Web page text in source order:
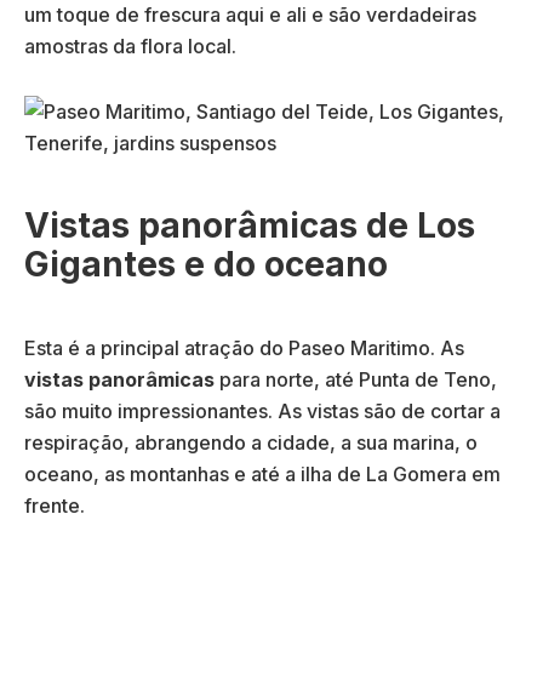
um toque de frescura aqui e ali e são verdadeiras
amostras da flora local.
Vistas panorâmicas de Los
Gigantes e do oceano
Esta é a principal atração do Paseo Maritimo. As
vistas panorâmicas para norte, até Punta de Teno,
são muito impressionantes. As vistas são de cortar a
respiração, abrangendo a cidade, a sua marina, o
oceano, as montanhas e até a ilha de La Gomera em
frente.